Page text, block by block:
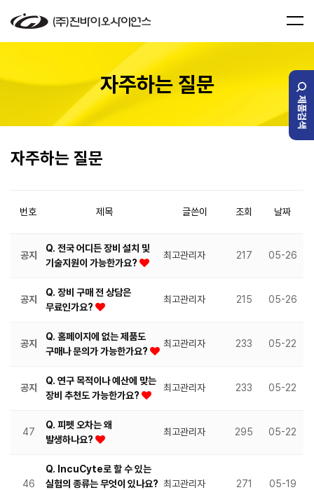
제품검색
자주하는 질문
자주하는 질문
번호 제목 글쓴이 조회 날짜
공지
Q. 전국 어디든 장비 설치 및
기술지원이 가능한가요?
최고관리자 217 05-26
공지
Q. 장비 구매 전 상담은
무료인가요?
최고관리자 215 05-26
공지
Q. 홈페이지에 없는 제품도
구매나 문의가 가능한가요?
최고관리자 233 05-22
공지
Q. 연구 목적이나 예산에 맞는
장비 추천도 가능한가요?
최고관리자 233 05-22
47
Q. 피펫 오차는 왜
발생하나요?
최고관리자 295 05-22
46
Q. IncuCyte로 할 수 있는
실험의 종류는 무엇이 있나요? 최고관리자 271 05-19